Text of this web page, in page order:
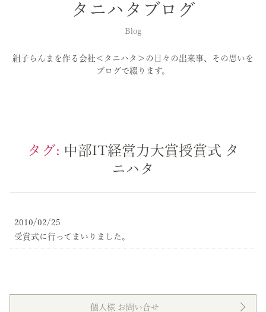
タニハタブログ
Blog
組子らんまを作る会社＜タニハタ＞の日々の出来事、その思いを
ブログで綴ります。
タグ: 中部IT経営力大賞授賞式 タ
ニハタ
2010/02/25
受賞式に行ってまいりました。
個人様 お問い合せ